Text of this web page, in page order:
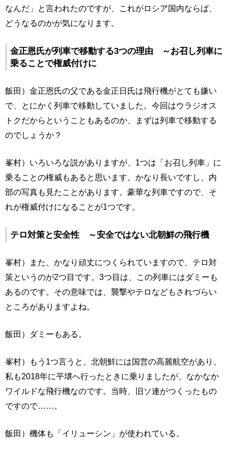
なんだ」と言われたのですが、これがロシア国内ならば、
どうなるのかが気になります。
金正恩氏が列車で移動する3つの理由 ～お召し列車に
乗ることで権威付けに
飯田）金正恩氏の父である金正日氏は飛行機がとても嫌い
で、とにかく列車で移動していました。今回はウラジオス
トクだからということもあるのか、まずは列車で移動する
のでしょうか？
峯村）いろいろな説がありますが、1つは「お召し列車」に
乗ることの権威もあると思います。かなり長いですし、内
部の写真も見たことがあります。豪華な列車ですので、そ
れが権威付けになることが1つです。
テロ対策と安全性 ～安全ではない北朝鮮の飛行機
峯村）また、かなり頑丈につくられていますので、テロ対
策というのが2つ目です。3つ目は、この列車にはダミーも
あるのです。その意味では、襲撃やテロなどもされづらい
ところがありますよね。
飯田）ダミーもある。
峯村）もう1つ言うと、北朝鮮には国営の高麗航空があり、
私も2018年に平壌へ行ったときに乗りましたが、なかなか
ワイルドな飛行機なのです。当時、旧ソ連がつくったもの
ですので……。
飯田）機体も「イリューシン」が使われている。